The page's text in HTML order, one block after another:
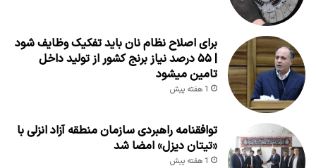
برای اصلاح نظام نان باید تفکیک وظایف شود
| ۵۵ درصد نیاز برنج کشور از تولید داخل
تامین میشود
1 هفته پیش
توافقنامه راهبردی سازمان منطقه آزاد انزلی با
«تیتان دیزل» امضا شد
1 هفته پیش